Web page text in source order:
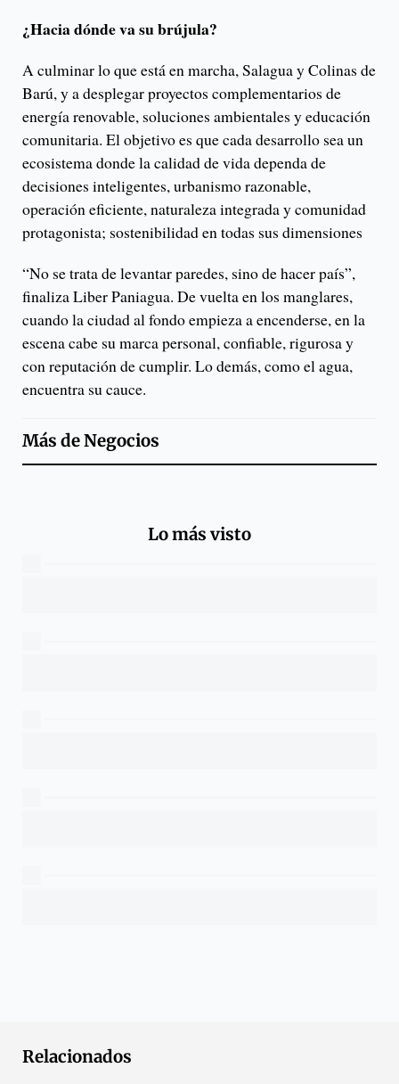
¿Hacia dónde va su brújula?
A culminar lo que está en marcha, Salagua y Colinas de
Barú, y a desplegar proyectos complementarios de
energía renovable, soluciones ambientales y educación
comunitaria. El objetivo es que cada desarrollo sea un
ecosistema donde la calidad de vida dependa de
decisiones inteligentes, urbanismo razonable,
operación eficiente, naturaleza integrada y comunidad
protagonista; sostenibilidad en todas sus dimensiones
“No se trata de levantar paredes, sino de hacer país”,
finaliza Liber Paniagua. De vuelta en los manglares,
cuando la ciudad al fondo empieza a encenderse, en la
escena cabe su marca personal, confiable, rigurosa y
con reputación de cumplir. Lo demás, como el agua,
encuentra su cauce.
Más deNegocios
Lo más visto
Relacionados